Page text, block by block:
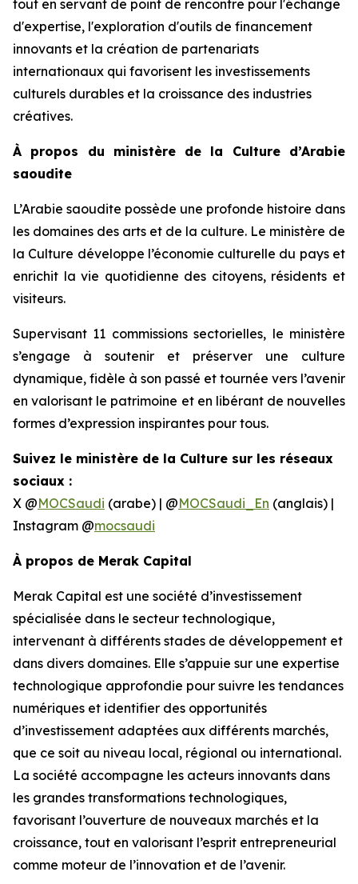
tout en servant de point de rencontre pour l'échange
d'expertise, l'exploration d'outils de financement
innovants et la création de partenariats
internationaux qui favorisent les investissements
culturels durables et la croissance des industries
créatives.
À propos du ministère de la Culture d’Arabie
saoudite
L’Arabie saoudite possède une profonde histoire dans
les domaines des arts et de la culture. Le ministère de
la Culture développe l’économie culturelle du pays et
enrichit la vie quotidienne des citoyens, résidents et
visiteurs.
Supervisant 11 commissions sectorielles, le ministère
s’engage à soutenir et préserver une culture
dynamique, fidèle à son passé et tournée vers l’avenir
en valorisant le patrimoine et en libérant de nouvelles
formes d’expression inspirantes pour tous.
Suivez le ministère de la Culture sur les réseaux
sociaux :
X @MOCSaudi (arabe) | @MOCSaudi_En (anglais) |
Instagram @mocsaudi
À propos de Merak Capital
Merak Capital est une société d’investissement
spécialisée dans le secteur technologique,
intervenant à différents stades de développement et
dans divers domaines. Elle s’appuie sur une expertise
technologique approfondie pour suivre les tendances
numériques et identifier des opportunités
d’investissement adaptées aux différents marchés,
que ce soit au niveau local, régional ou international.
La société accompagne les acteurs innovants dans
les grandes transformations technologiques,
favorisant l’ouverture de nouveaux marchés et la
croissance, tout en valorisant l’esprit entrepreneurial
comme moteur de l’innovation et de l’avenir.